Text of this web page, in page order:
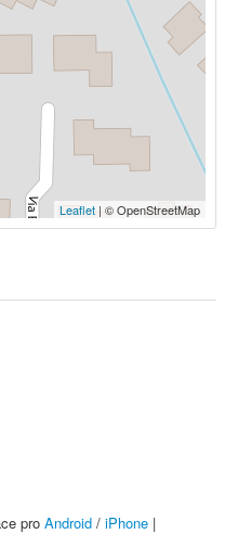
Leaflet | © OpenStreetMap
pro Android / iPhone |